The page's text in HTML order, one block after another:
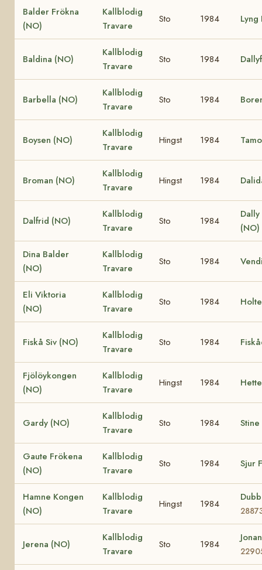
Balder Frökna
(NO)
Kallblodig
Travare
Sto 1984 Lyng
Baldina (NO)
Kallblodig
Travare
Sto 1984
Barbella (NO)
Kallblodig
Travare
Sto 1984
Boysen (NO)
Kallblodig
Travare
Hingst 1984
Broman (NO)
Kallblodig
Travare
Hingst 1984
Dalfrid (NO)
Kallblodig
Travare
Sto 1984
(NO)
Dina Balder
(NO)
Kallblodig
Travare
Sto 1984
Eli Viktoria
(NO)
Kallblodig
Travare
Sto 1984
Fiskå Siv (NO)
Kallblodig
Travare
Sto 1984
Fjölöykongen
(NO)
Kallblodig
Travare
Hingst 1984
Gardy (NO)
Kallblodig
Travare
Sto 1984
Gaute Frökena
(NO)
Kallblodig
Travare
Sto 1984 Sjur
Hamne Kongen
(NO)
Kallblodig
Travare
Hingst 1984
Jerena (NO)
Kallblodig
Travare
Sto 1984